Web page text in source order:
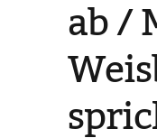
ab /